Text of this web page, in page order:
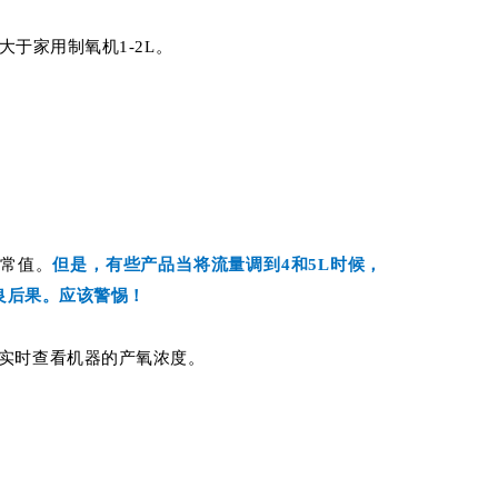
于家用制氧机1-2L。
值。但是，有些产品当将流量调到4和5L时候，
果。应该警惕！
时查看机器的产氧浓度。